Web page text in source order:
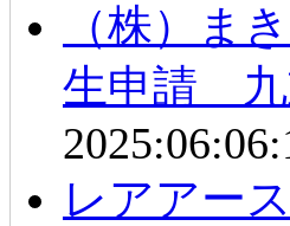
（株）ま
生申請 九
レアアー